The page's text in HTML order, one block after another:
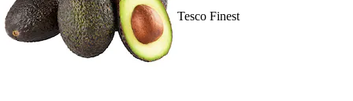
Tesco Finest